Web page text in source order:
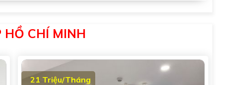
CHÍ MINH
21 Triệu/Tháng